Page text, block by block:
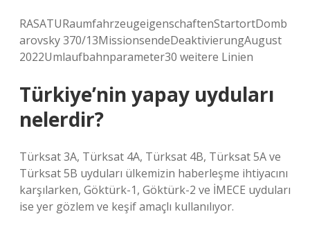
RASATURaumfahrzeugeigenschaftenStartortDomb
arovsky 370/13MissionsendeDeaktivierungAugust
2022Umlaufbahnparameter30 weitere Linien
Türkiye’nin yapay uyduları
nelerdir?
Türksat 3A, Türksat 4A, Türksat 4B, Türksat 5A ve
Türksat 5B uyduları ülkemizin haberleşme ihtiyacını
karşılarken, Göktürk-1, Göktürk-2 ve İMECE uyduları
ise yer gözlem ve keşif amaçlı kullanılıyor.